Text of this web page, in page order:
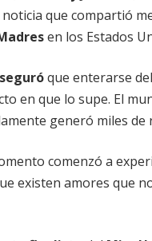
que compartió
en los Estados
que enterarse del
en que lo supe. El
generó miles de
comenzó a
existen amores que